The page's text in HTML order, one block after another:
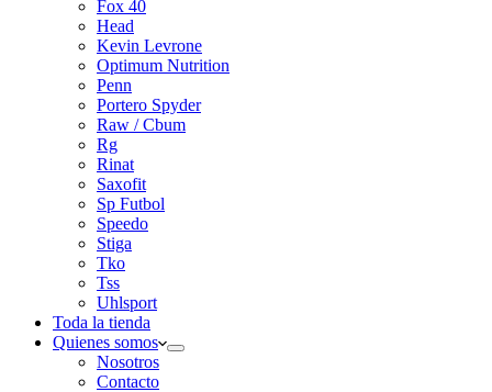
Fox 40
Head
Kevin Levrone
Optimum Nutrition
Penn
Portero Spyder
Raw / Cbum
Rg
Rinat
Saxofit
Sp Futbol
Speedo
Stiga
Tko
Tss
Uhlsport
Toda la tienda
Quienes somos
Nosotros
Contacto